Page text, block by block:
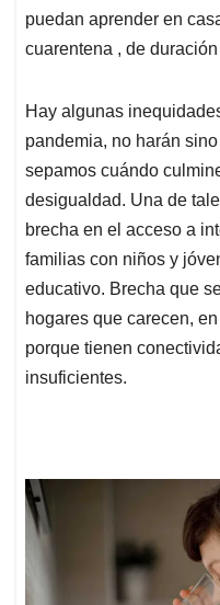
puedan aprender en
cuarentena , de
Hay algunas
pandemia, no harán
sepamos cuándo
desigualdad. Una de
brecha en el acceso a
familias con niños y
educativo. Brecha que
hogares que carecen,
porque tienen
insuficientes.